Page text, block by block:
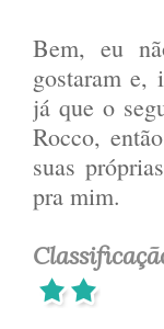
Bem, eu
gostaram e,
já que o
Rocco,
suas
pra mim.